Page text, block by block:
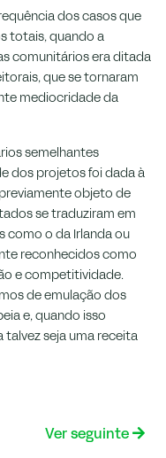
dos casos que
totais, quando a
comunitários era ditada
que se tornaram
mediocridade da
semelhantes
dos projetos foi dada à
objeto de
se traduziram em
como o da Irlanda ou
reconhecidos como
e competitividade.
de emulação dos
e, quando isso
talvez seja uma receita
Ver seguinte